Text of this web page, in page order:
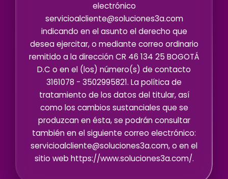
electrónico
servicioalcliente@soluciones3a.com
indicando en el asunto el derecho que
desea ejercitar, o mediante correo ordinario
remitido a la dirección CR 46 134 25 BOGOTÁ
D.C o en el (los) número(s) de contacto
3161078 - 3502995821. La política de
tratamiento de los datos del titular, así
como los cambios sustanciales que se
produzcan en ésta, se podrán consultar
también en el siguiente correo electrónico:
servicioalcliente@soluciones3a.com, o en el
sitio web https://www.soluciones3a.com/.